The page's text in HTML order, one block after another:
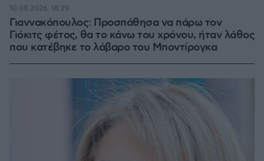
Γιαννακόπουλος: Προσπάθησα να πάρω τον
Γιόκιτς φέτος, θα το κάνω του χρόνου, ήταν λάθος
που κατέβηκε το λάβαρο του Μποντίρογκα
10.08.2026, 18:29